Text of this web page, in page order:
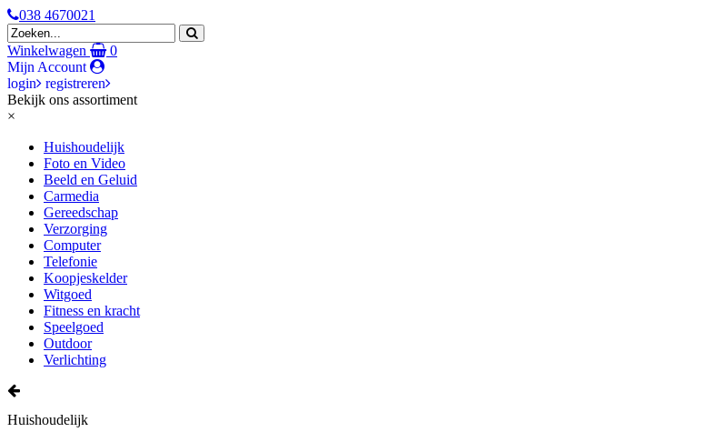
038 4670021
Winkelwagen
0
Mijn Account
login
registreren
Bekijk ons assortiment
×
Huishoudelijk
Foto en Video
Beeld en Geluid
Carmedia
Gereedschap
Verzorging
Computer
Telefonie
Koopjeskelder
Witgoed
Fitness en kracht
Speelgoed
Outdoor
Verlichting
Huishoudelijk